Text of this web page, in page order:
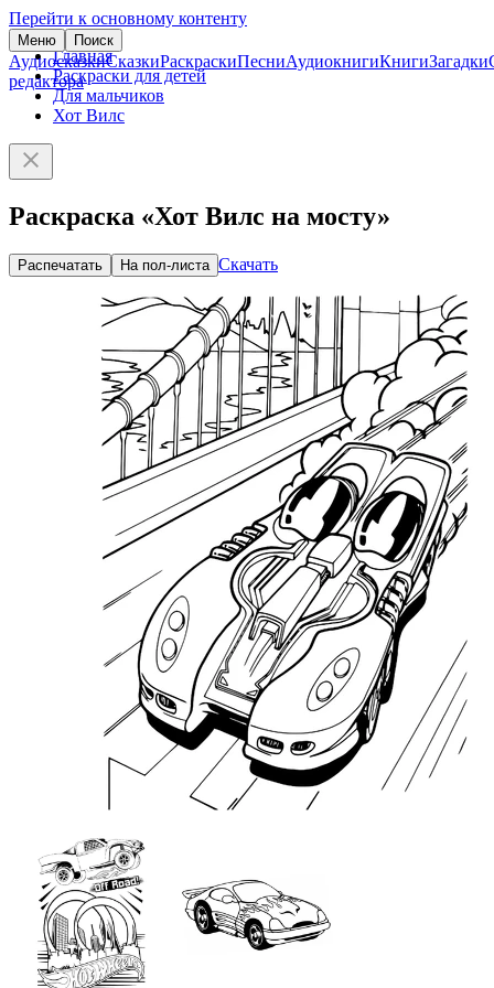
Перейти к основному контенту
Меню Поиск
АудиосказкиСказкиРаскраскиПесниАудиокнигиКнигиЗагадки
редактора
Главная
Раскраски для детей
Для мальчиков
Хот Вилс
Раскраска «Хот Вилс на мосту»
Распечатать На пол-листа Скачать